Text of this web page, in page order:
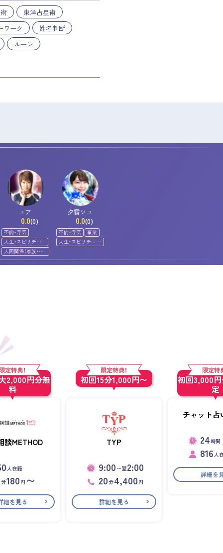
東洋占星術
ワーク
姓名判断
ルーン
ユア
0.0(0)
不倫・浮気
人生・スピリチュ
アル
人間関係（家族・友
人）
夕霧ツユ
0.0(0)
不倫・浮気
事業
人生・スピリチュア
ル
定特典！
2,000円分無
料
談METHOD
人在籍
分180 円 〜
細を見る
限定特典！
初回15分1,000円〜
TYP
9:00 〜翌2:00
20分4,400 円
詳細を見る
限定特
初回3,000
定
チャット占
24 時間
816人
詳細を